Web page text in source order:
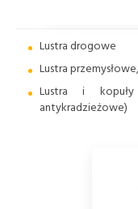
Lustra drogowe
Lustra
Lustra i kopuły
antykradzieżowe)